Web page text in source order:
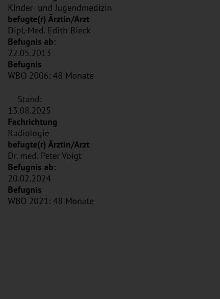
Kinder- und Jugendmedizin
Dipl.-Med. Edith Bieck
22.05.2013
WBO 2006: 48 Monate
Stand:
13.08.2025
Radiologie
Dr. med. Peter Voigt
20.02.2024
WBO 2021: 48 Monate